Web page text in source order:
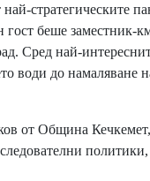
стратегическите
гост беше
Сред най-
води до
от Община